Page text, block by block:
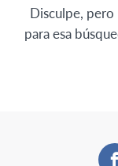
Disculpe,
para esa